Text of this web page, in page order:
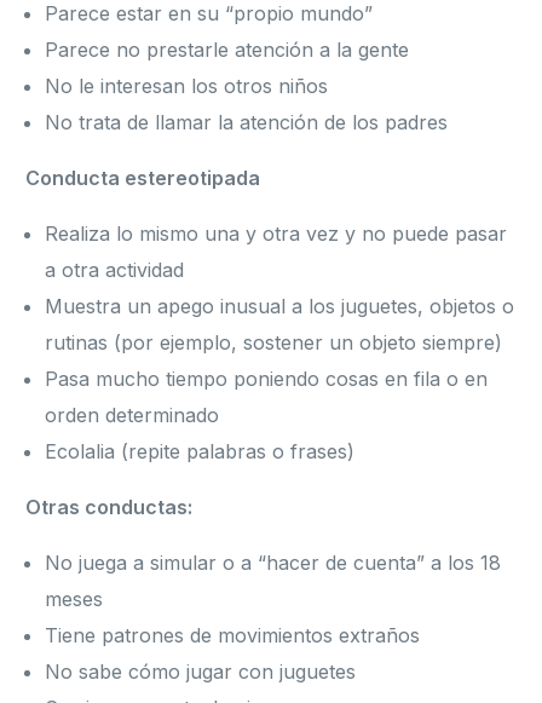
Parece estar en su “propio mundo”
Parece no prestarle atención a la gente
No le interesan los otros niños
No trata de llamar la atención de los padres
Conducta estereotipada
Realiza lo mismo una y otra vez y no puede pasar
a otra actividad
Muestra un apego inusual a los juguetes, objetos o
rutinas (por ejemplo, sostener un objeto siempre)
Pasa mucho tiempo poniendo cosas en fila o en
orden determinado
Ecolalia (repite palabras o frases)
Otras conductas:
No juega a simular o a “hacer de cuenta” a los 18
meses
Tiene patrones de movimientos extraños
No sabe cómo jugar con juguetes